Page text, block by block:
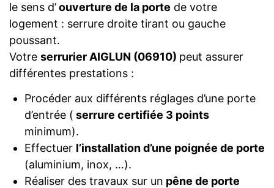
le sens d’ouverture de la porte de votre
logement : serrure droite tirant ou gauche
poussant.
Votre serrurier AIGLUN (06910) peut assurer
différentes prestations :
Procéder aux différents réglages d’une porte
d’entrée ( serrure certifiée 3 points
minimum).
Effectuer l’installation d’une poignée de porte
(aluminium, inox, …).
Réaliser des travaux sur un pêne de porte